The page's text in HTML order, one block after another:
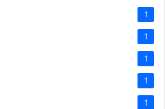
1
1
1
1
1